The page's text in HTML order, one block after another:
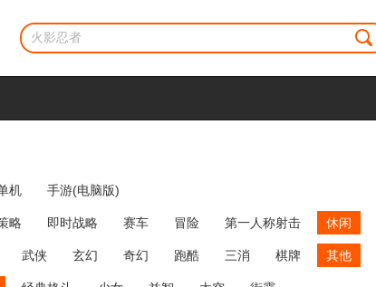
机 手游(电脑版)
略 即时战略 赛车 冒险 第一人称射击 休闲
牌类
麻将 网络游戏 弹幕射击 策略塔防
武侠 玄幻 奇幻 跑酷 三消 棋牌 其他